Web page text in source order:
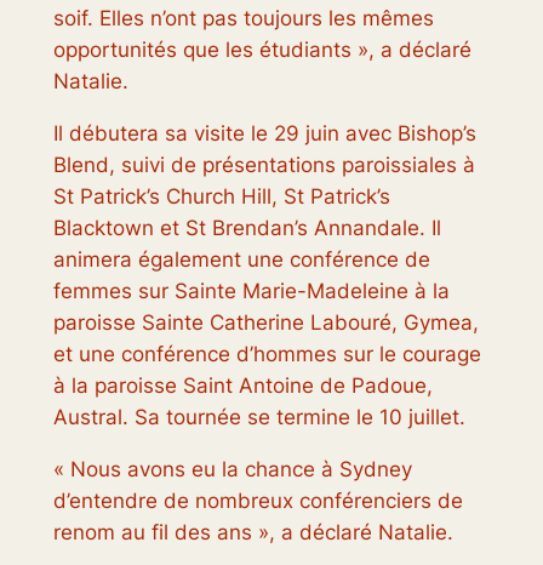
soif. Elles n’ont pas toujours les mêmes
opportunités que les étudiants », a déclaré
Natalie.
Il débutera sa visite le 29 juin avec Bishop’s
Blend, suivi de présentations paroissiales à
St Patrick’s Church Hill, St Patrick’s
Blacktown et St Brendan’s Annandale. Il
animera également une conférence de
femmes sur Sainte Marie-Madeleine à la
paroisse Sainte Catherine Labouré, Gymea,
et une conférence d’hommes sur le courage
à la paroisse Saint Antoine de Padoue,
Austral. Sa tournée se termine le 10 juillet.
« Nous avons eu la chance à Sydney
d’entendre de nombreux conférenciers de
renom au fil des ans », a déclaré Natalie.